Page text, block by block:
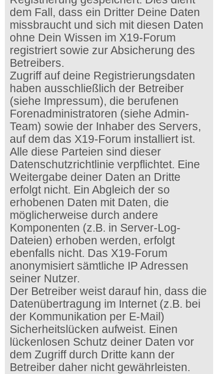
dem Fall, dass ein Dritter Deine Daten
missbraucht und sich mit diesen Daten
ohne Dein Wissen im X19-Forum
registriert sowie zur Absicherung des
Betreibers.
Zugriff auf deine Registrierungsdaten
haben ausschließlich der Betreiber
(siehe Impressum), die berufenen
Forenadministratoren (siehe Admin-
Team) sowie der Inhaber des Servers,
auf dem das X19-Forum installiert ist.
Alle diese Parteien sind dieser
Datenschutzrichtlinie verpflichtet. Eine
Weitergabe deiner Daten an Dritte
erfolgt nicht. Ein Abgleich der so
erhobenen Daten mit Daten, die
möglicherweise durch andere
Komponenten (z.B. in Server-Log-
Dateien) erhoben werden, erfolgt
ebenfalls nicht. Das X19-Forum
anonymisiert sämtliche IP Adressen
seiner Nutzer.
Der Betreiber weist darauf hin, dass die
Datenübertragung im Internet (z.B. bei
der Kommunikation per E-Mail)
Sicherheitslücken aufweist. Einen
lückenlosen Schutz deiner Daten vor
dem Zugriff durch Dritte kann der
Betreiber daher nicht gewährleisten.